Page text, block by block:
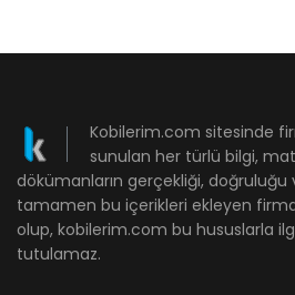
Kobilerim.com sitesinde
sunulan her türlü bilgi,
dökümanların gerçekliği, doğruluğu
tamamen bu içerikleri ekleyen
olup, kobilerim.com bu hususlarla
tutulamaz.